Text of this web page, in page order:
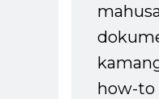
how-to